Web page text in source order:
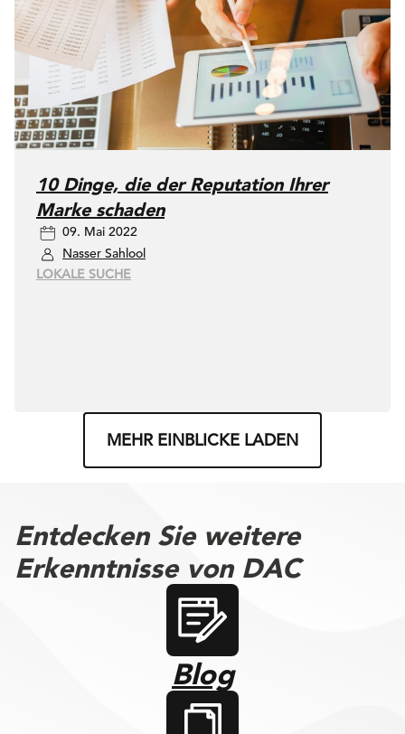
10 Dinge, die der Reputation Ihrer
Marke schaden
09. Mai 2022
Nasser Sahlool
LOKALE SUCHE
MEHR EINBLICKE LADEN
Entdecken Sie weitere
Erkenntnisse von DAC
Blog